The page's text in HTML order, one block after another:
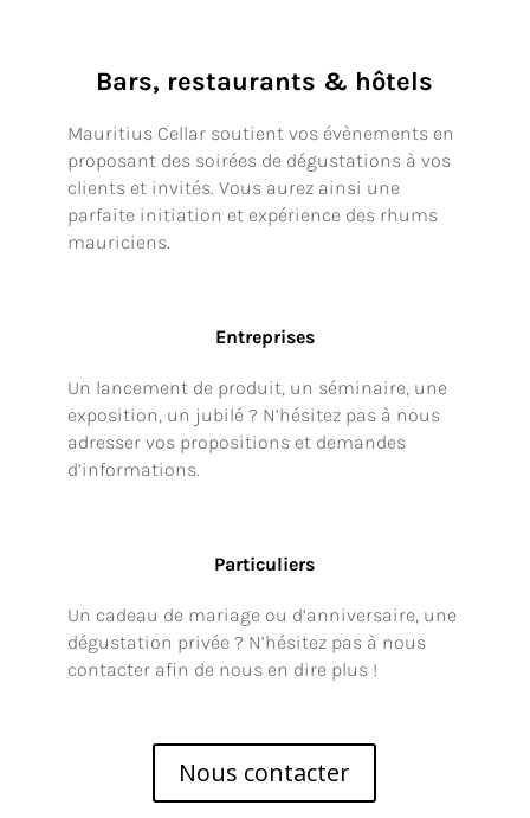
Bars, restaurants & hôtels
Mauritius Cellar soutient vos évènements en
proposant des soirées de dégustations à vos
clients et invités. Vous aurez ainsi une
parfaite initiation et expérience des rhums
mauriciens.
Entreprises
Un lancement de produit, un séminaire, une
exposition, un jubilé ? N’hésitez pas à nous
adresser vos propositions et demandes
d’informations.
Particuliers
Un cadeau de mariage ou d’anniversaire, une
dégustation privée ? N’hésitez pas à nous
contacter afin de nous en dire plus !
Nous contacter